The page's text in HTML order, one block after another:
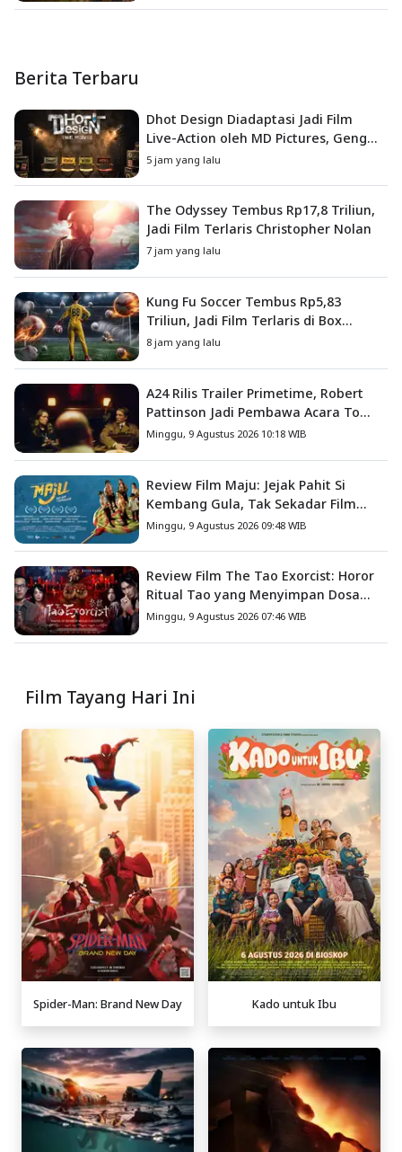
Berita Terbaru
Dhot Design Diadaptasi Jadi Film
Live-Action oleh MD Pictures, Geng
4G Siap ke Layar Lebar
5 jam yang lalu
The Odyssey Tembus Rp17,8 Triliun,
Jadi Film Terlaris Christopher Nolan
7 jam yang lalu
Kung Fu Soccer Tembus Rp5,83
Triliun, Jadi Film Terlaris di Box
Office China
8 jam yang lalu
A24 Rilis Trailer Primetime, Robert
Pattinson Jadi Pembawa Acara To
Catch a Predator
Minggu, 9 Agustus 2026 10:18 WIB
Review Film Maju: Jejak Pahit Si
Kembang Gula, Tak Sekadar Film
Petualangan Anak
Minggu, 9 Agustus 2026 09:48 WIB
Review Film The Tao Exorcist: Horor
Ritual Tao yang Menyimpan Dosa
Masa Lalu
Minggu, 9 Agustus 2026 07:46 WIB
Film Tayang Hari Ini
Spider-Man: Brand New Day Kado untuk Ibu